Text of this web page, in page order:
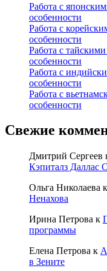
Работа с
особенности
Работа с
особенности
Работа с
особенности
Работа с
особенности
Работа с
особенности
Свежие
Дмитрий Сергеев
Кэпиталз Даллас
Ольга Николаева к
Ненахова
Ирина Петрова к
программы
Елена Петрова к
в Зените